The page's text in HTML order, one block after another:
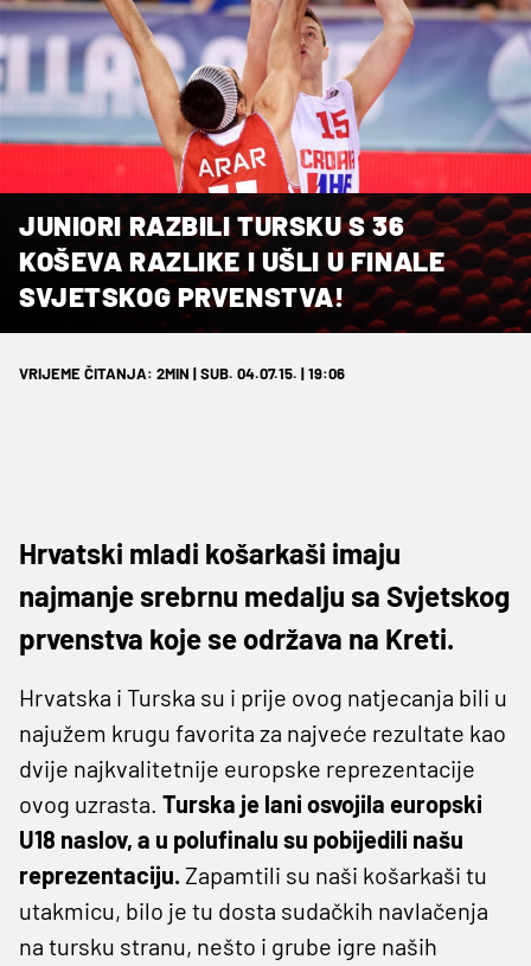
JUNIORI RAZBILI TURSKU S 36
KOŠEVA RAZLIKE I UŠLI U FINALE
SVJETSKOG PRVENSTVA!
VRIJEME ČITANJA: 2MIN | SUB. 04.07.15. | 19:06
Hrvatski mladi košarkaši imaju
najmanje srebrnu medalju sa Svjetskog
prvenstva koje se održava na Kreti.
Hrvatska i Turska su i prije ovog natjecanja bili u
najužem krugu favorita za najveće rezultate kao
dvije najkvalitetnije europske reprezentacije
ovog uzrasta. Turska je lani osvojila europski
U18 naslov, a u polufinalu su pobijedili našu
reprezentaciju. Zapamtili su naši košarkaši tu
utakmicu, bilo je tu dosta sudačkih navlačenja
na tursku stranu, nešto i grube igre naših